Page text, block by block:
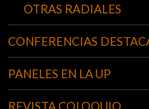
OTRAS RADIALES
CONFERENCIAS
PANELES EN LA UP
REVISTA COLOQUIO